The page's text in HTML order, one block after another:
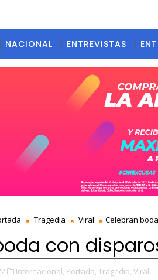
NACIONAL ENTREVISTAS
Tragedia Viral Celebran
con
Internacional, Portada, Tragedia, Viral,